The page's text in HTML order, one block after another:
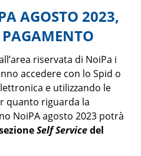
AGOSTO 2023,
riservata di NoiPa i
accedere con lo Spid o
e utilizzando le
quanto riguarda la
NoiPA agosto 2023 potrà
Self Servicedel